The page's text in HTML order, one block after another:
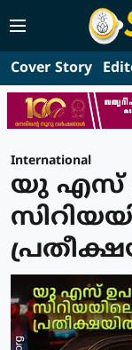
Cover Story
International
യു എസ്